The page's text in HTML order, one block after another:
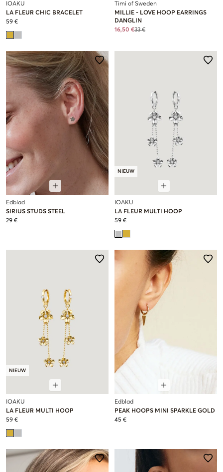
IOAKU
LA FLEUR CHIC BRACELET
59 €
Timi of Sweden
MILLIE - LOVE HOOP EARRINGS
DANGLIN
16,50 €33 €
Edblad
SIRIUS STUDS STEEL
29 €
NIEUW
IOAKU
LA FLEUR MULTI HOOP
59 €
NIEUW
IOAKU
LA FLEUR MULTI HOOP
59 €
Edblad
PEAK HOOPS MINI SPARKLE GOLD
45 €